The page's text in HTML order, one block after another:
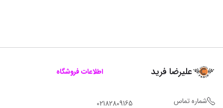
علیرضا فرید اطلاعات فروشگاه
شماره تماس 02182809165